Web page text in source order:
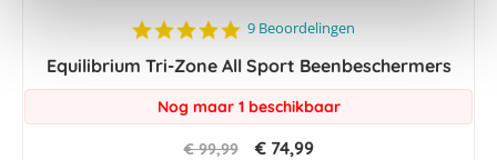
5.0
rating
9 Beoordelingen
Equilibrium Tri-Zone All Sport Beenbeschermers
Nog maar 1 beschikbaar
€ 99,99 € 74,99